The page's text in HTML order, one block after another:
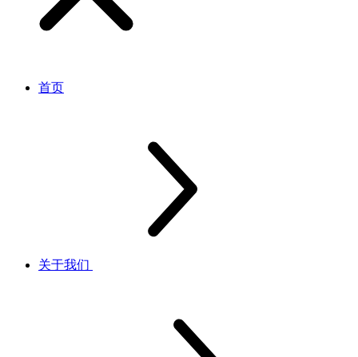
首页
关于我们